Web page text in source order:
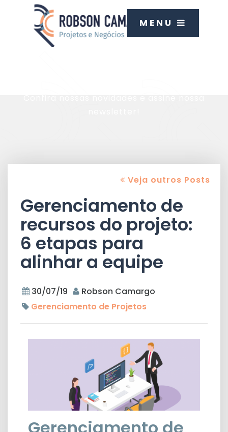
MENU
Veja outros Posts
Gerenciamento de
recursos do projeto:
6 etapas para
alinhar a equipe
30/07/19
Robson Camargo
Gerenciamento de Projetos